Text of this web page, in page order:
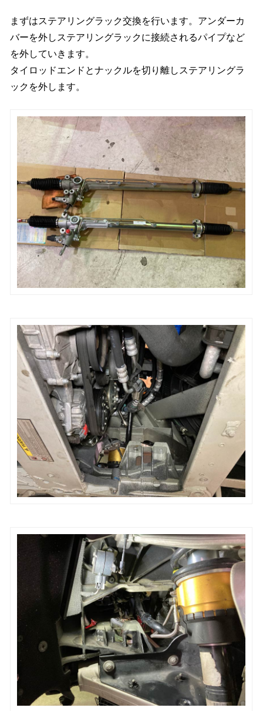
まずはステアリングラック交換を行います。アンダーカ
バーを外しステアリングラックに接続されるパイプなど
を外していきます。
タイロッドエンドとナックルを切り離しステアリングラ
ックを外します。